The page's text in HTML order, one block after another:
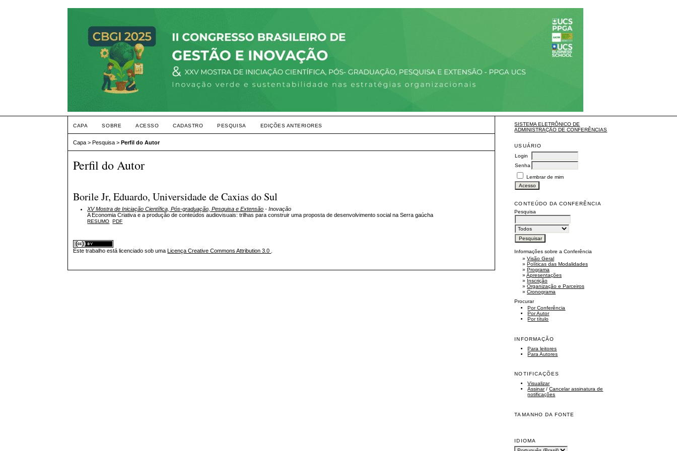
SISTEMA ELETRÔNICO DE
ADMINISTRAÇÃO DE CONFERÊNCIAS
USUÁRIO
Login
Senha
Lembrar de mim
CONTEÚDO DA CONFERÊNCIA
Pesquisa
Informações sobre a Conferência
»Visão Geral
»Políticas das Modalidades
»Programa
»Apresentações
» Inscrição
»Organização e Parceiros
»Cronograma
Procurar
Por Conferência
Por Autor
Por título
INFORMAÇÃO
Para leitores
Para Autores
NOTIFICAÇÕES
Visualizar
Assinar/Cancelar assinatura de
notificações
TAMANHO DA FONTE
IDIOMA
CAPA SOBRE ACESSO CADASTRO PESQUISA EDIÇÕES ANTERIORES
Capa >Pesquisa >Perfil do Autor
Perfil do Autor
Borile Jr, Eduardo, Universidade de Caxias do Sul
XV Mostra de Iniciação Científica, Pós-graduação, Pesquisa e Extensão - Inovação
A Economia Criativa e a produção de conteúdos audiovisuais: trilhas para construir uma proposta de desenvolvimento social na Serra gaúcha
RESUMO PDF
Este trabalho está licenciado sob uma Licença Creative Commons Attribution 3.0